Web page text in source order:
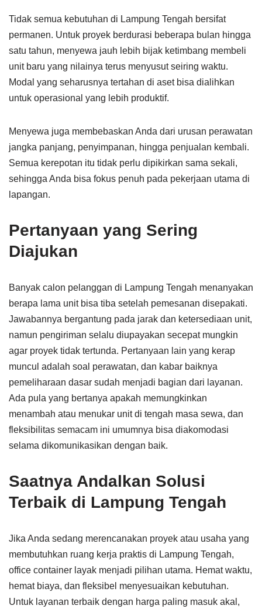
Tidak semua kebutuhan di Lampung Tengah bersifat
permanen. Untuk proyek berdurasi beberapa bulan hingga
satu tahun, menyewa jauh lebih bijak ketimbang membeli
unit baru yang nilainya terus menyusut seiring waktu.
Modal yang seharusnya tertahan di aset bisa dialihkan
untuk operasional yang lebih produktif.
Menyewa juga membebaskan Anda dari urusan perawatan
jangka panjang, penyimpanan, hingga penjualan kembali.
Semua kerepotan itu tidak perlu dipikirkan sama sekali,
sehingga Anda bisa fokus penuh pada pekerjaan utama di
lapangan.
Pertanyaan yang Sering
Diajukan
Banyak calon pelanggan di Lampung Tengah menanyakan
berapa lama unit bisa tiba setelah pemesanan disepakati.
Jawabannya bergantung pada jarak dan ketersediaan unit,
namun pengiriman selalu diupayakan secepat mungkin
agar proyek tidak tertunda. Pertanyaan lain yang kerap
muncul adalah soal perawatan, dan kabar baiknya
pemeliharaan dasar sudah menjadi bagian dari layanan.
Ada pula yang bertanya apakah memungkinkan
menambah atau menukar unit di tengah masa sewa, dan
fleksibilitas semacam ini umumnya bisa diakomodasi
selama dikomunikasikan dengan baik.
Saatnya Andalkan Solusi
Terbaik di Lampung Tengah
Jika Anda sedang merencanakan proyek atau usaha yang
membutuhkan ruang kerja praktis di Lampung Tengah,
office container layak menjadi pilihan utama. Hemat waktu,
hemat biaya, dan fleksibel menyesuaikan kebutuhan.
Untuk layanan terbaik dengan harga paling masuk akal,